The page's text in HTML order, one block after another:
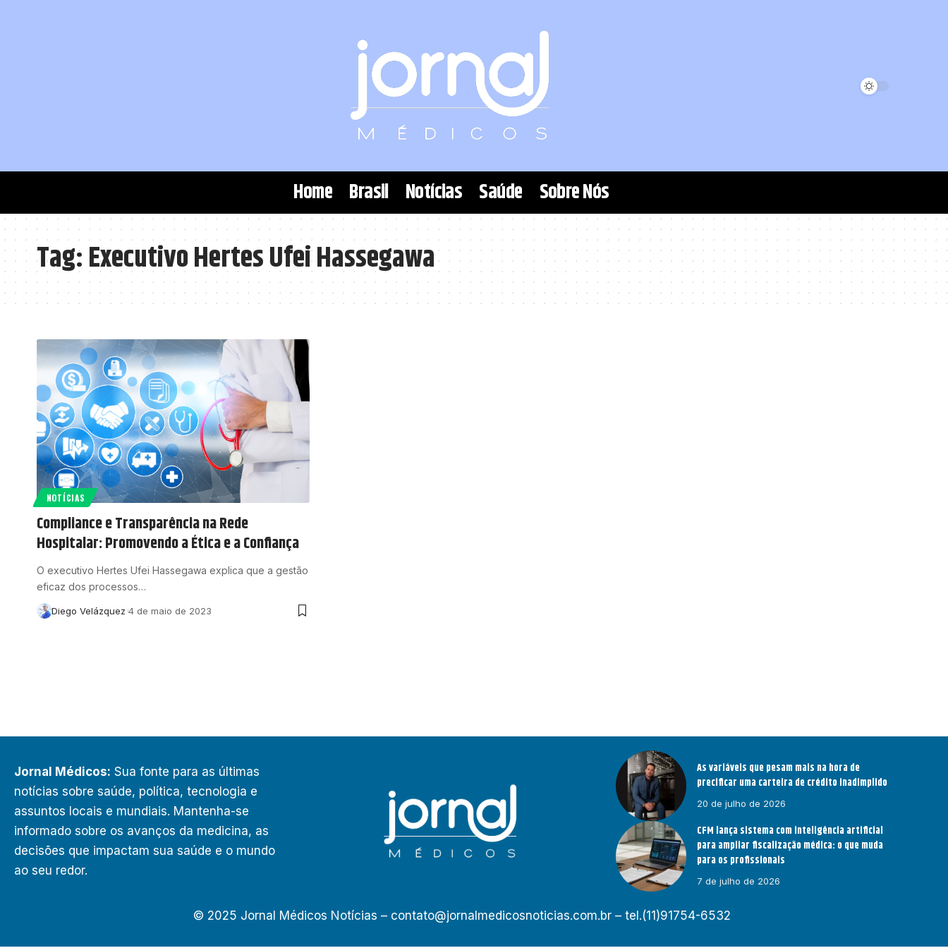
Home Brasil Notícias Saúde Sobre Nós
Tag:Executivo Hertes Ufei Hassegawa
NOTÍCIAS
Compliance e Transparência na Rede
Hospitalar: Promovendo a Ética e a Confiança
O executivo Hertes Ufei Hassegawa explica que a gestão
eficaz dos processos…
Diego Velázquez 4 de maio de 2023
Jornal Médicos: Sua fonte para as últimas
notícias sobre saúde, política, tecnologia e
assuntos locais e mundiais. Mantenha-se
informado sobre os avanços da medicina, as
decisões que impactam sua saúde e o mundo
ao seu redor.
As variáveis que pesam mais na hora de
precificar uma carteira de crédito inadimplido
20 de julho de 2026
CFM lança sistema com inteligência artificial
para ampliar fiscalização médica: o que muda
para os profissionais
7 de julho de 2026
© 2025 Jornal Médicos Notícias – contato@jornalmedicosnoticias.com.br– tel.(11)91754-6532